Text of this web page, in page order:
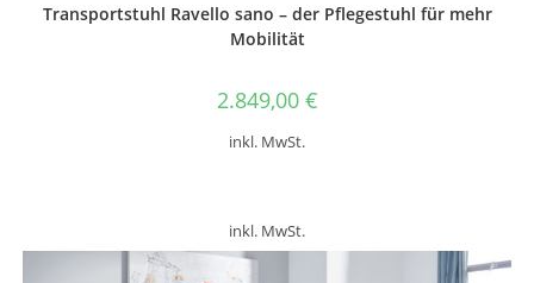
Transportstuhl Ravello sano – der Pflegestuhl für mehr
Mobilität
2.849,00 €
inkl. MwSt.
inkl. MwSt.